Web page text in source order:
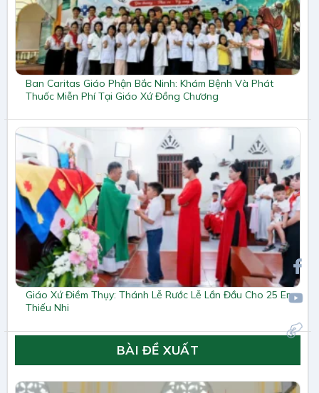
Ban Caritas Giáo Phận Bắc Ninh: Khám Bệnh Và Phát
Thuốc Miễn Phí Tại Giáo Xứ Đồng Chương
Giáo Xứ Điềm Thụy: Thánh Lễ Rước Lễ Lần Đầu Cho 25 Em
Thiếu Nhi
BÀI ĐỀ XUẤT